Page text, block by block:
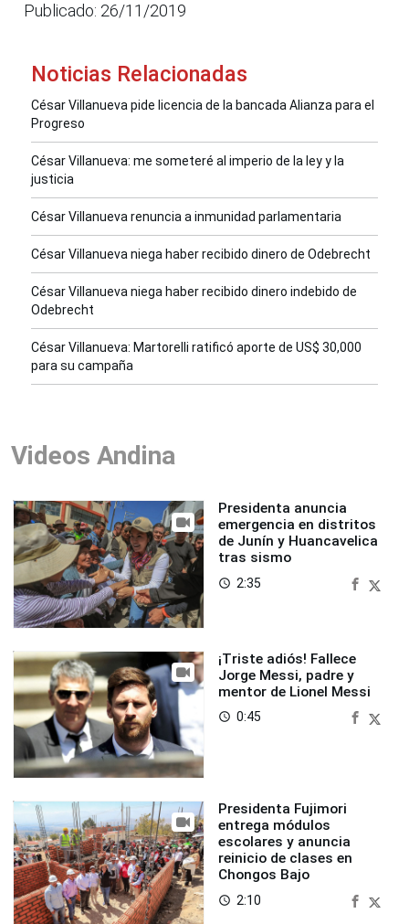
Publicado: 26/11/2019
Noticias Relacionadas
César Villanueva pide licencia de la bancada Alianza para el
Progreso
César Villanueva: me someteré al imperio de la ley y la
justicia
César Villanueva renuncia a inmunidad parlamentaria
César Villanueva niega haber recibido dinero de Odebrecht
César Villanueva niega haber recibido dinero indebido de
Odebrecht
César Villanueva: Martorelli ratificó aporte de US$ 30,000
para su campaña
Videos Andina
Presidenta anuncia
emergencia en distritos
de Junín y Huancavelica
tras sismo
access_time 2:35
¡Triste adiós! Fallece
Jorge Messi, padre y
mentor de Lionel Messi
access_time 0:45
Presidenta Fujimori
entrega módulos
escolares y anuncia
reinicio de clases en
Chongos Bajo
access_time 2:10